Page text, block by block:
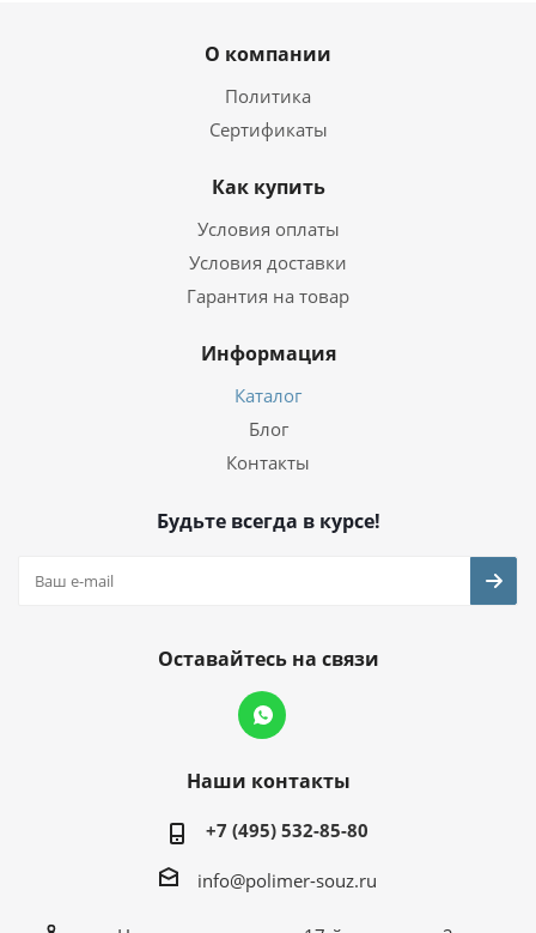
О компании
Политика
Сертификаты
Как купить
Условия оплаты
Условия доставки
Гарантия на товар
Информация
Каталог
Блог
Контакты
Будьте всегда в курсе!
Оставайтесь на связи
Наши контакты
+7 (495) 532-85-80
info@polimer-souz.ru